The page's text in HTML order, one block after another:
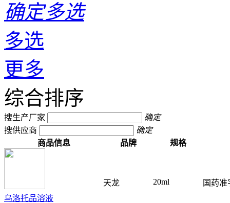
确定多选
多选
更多
综合排序
搜生产厂家
确定
搜供应商
确定
商品信息
品牌 规格
乌洛托品溶液
天龙 20ml 国药准